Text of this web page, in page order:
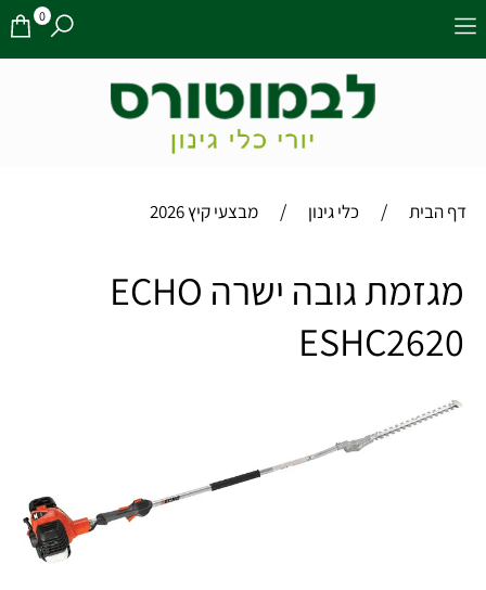
0
דף הבית / כלי גינון / מבצעי קיץ 2026
מגזמת גובה ישרה ECHO
ESHC2620